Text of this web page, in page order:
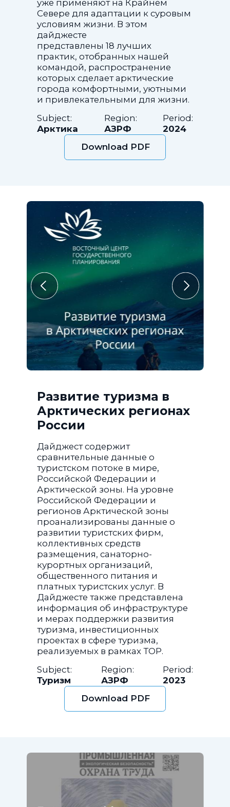
уже применяют на Крайнем
Севере для адаптации к суровым
условиям жизни. В этом
дайджесте
представлены 18 лучших
практик, отобранных нашей
командой, распространение
которых сделает арктические
города комфортными, уютными
и привлекательными для жизни.
Download PDF
Subject:
Арктика
Region:
АЗРФ
Period:
2024
Развитие туризма в
Арктических регионах
России
Дайджест содержит
сравнительные данные о
туристском потоке в мире,
Российской Федерации и
Арктической зоны. На уровне
Российской Федерации и
регионов Арктической зоны
проанализированы данные о
развитии туристских фирм,
коллективных средств
размещения, санаторно-
курортных организаций,
общественного питания и
платных туристских услуг. В
Дайджесте также представлена
информация об инфраструктуре
и мерах поддержки развития
туризма, инвестиционных
проектах в сфере туризма,
реализуемых в рамках ТОР.
Download PDF
Subject:
Туризм
Region:
АЗРФ
Period:
2023